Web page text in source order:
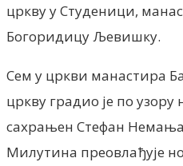
цркву у Студеници,
Богоридицу Љевишку.
Сем у цркви манастира
цркву градио је по узору
сахрањен Стефан
Милутина преовлађује